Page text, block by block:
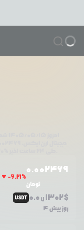
-6.21%
0.002469
تومان
USDT 0.0 71302$
4 روز پیش